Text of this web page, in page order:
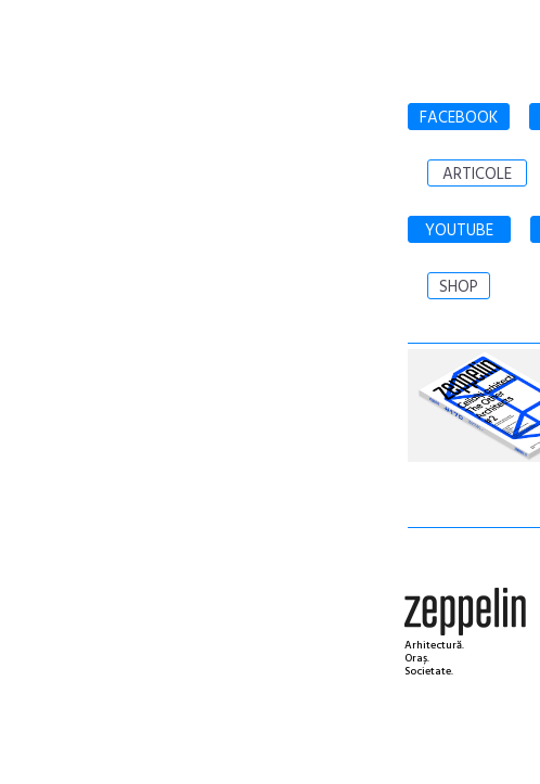
FACEBOOK
ARTICOLE
YOUTUBE
SHOP
Arhitectură.
Oraș.
Societate.